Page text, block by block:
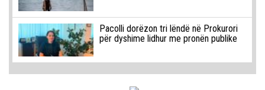
Pacolli dorëzon tri lëndë në Prokurori
për dyshime lidhur me pronën publike